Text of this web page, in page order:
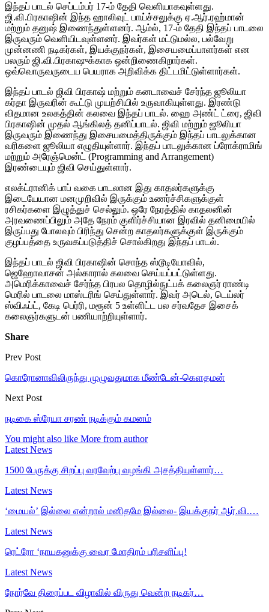
இந்தப் பாடல் செப்டம்பர் 17-ம் தேதி வெளியாகவுள்ளது.
ஜி.வி.பிரகாஷின் இந்த ஹாலிவுட் பாய்ச்சலுக்கு ஏ.ஆர்.ரஹ்மான்
மற்றும் தனுஷ் இணைந்துள்ளனர். ஆம்ல், 17-ம் தேதி இந்தப் பாடலை
இருவரும் வெளியிடவுள்ளனர். இவர்கள் மட்டுமல்ல, பல்வேறு
முன்னணி நடிகர்கள், இயக்குநர்கள், இசையமைப்பாளர்கள் என
பலரும் ஜி.வி.பிரகாஷுக்காக ஒன்றிணைகிறார்கள்.
ஒவ்வொருவருடைய பெயராக அறிவிக்க திட்டமிட்டுள்ளார்கள்.
இந்தப் பாடல் ஜிவி பிரகாஷ் மற்றும் கனடாவைச் சேர்ந்த ஜூலியா
கர்தா இருவரின் கூட்டு முயற்சியில் உருவாகியுள்ளது. இரண்டு
விதமான உலகத்தின் கலவை இந்தப் பாடல். ஹை அண்ட் ட்ரை, ஜிவி
பிரகாஷின் முதல் ஆங்கிலத் தனிப்பாடல். ஜிவி மற்றும் ஜூலியா
இருவரும் இணைந்து இசையமைத்திருக்கும் இந்தப் பாடலுக்கான
வரிகளை ஜூலியா எழுதியுள்ளார். இந்தப் பாடலுக்கான ப்ரோக்ராமிங்
மற்றும் அரேஞ்மென்ட் (Programming and Arrangement)
இரண்டையும் ஜிவி செய்துள்ளார்.
எலக்ட்ரானிக் பாப் வகை பாடலான இது காதலர்களுக்கு
இடையேயான மனமுறிவில் இருக்கும் உணர்ச்சிகளுக்குள்
ரசிகர்களை இழுத்துச் செல்லும். ஒரே நேரத்தில் காதலனின்
அரவணைப்பிலும் அதே நேரம் குளிர்ச்சியான இரவில் தனிமையில்
இருப்பது போலவும் பிரிந்து சென்ற காதலர்களுக்குள் இருக்கும்
குழப்பத்தை உருவகப்படுத்திச் சொல்கிறது இந்தப் பாடல்.
இந்தப் பாடல் ஜிவி பிரகாஷின் சொந்த ஸ்டூடியோவில்,
ஜெஹோவாசன் அல்காரால் கலவை செய்யப்பட்டுள்ளது.
அமெரிக்காவைச் சேர்ந்த பிரபல தொழில்நுட்பக் கலைஞர் ராண்டி
மெரில் பாடலை மாஸ்டரிங் செய்துள்ளார். இவர் அடெல், டெய்லர்
ஸ்விஃப்ட், கேடி பெர்ரி, மரூன் 5 உள்ளிட்ட பல சர்வதேச இசைக்
கலைஞர்களுடன் பணியாற்றியுள்ளார்.
Share
Prev Post
கொரோனாவிலிருந்து முழுவதுமாக மீண்டேன்-கெளதமன்
Next Post
நடிகை ஸ்ரேயா சரண் நடிக்கும் கமனம்
You might also like More from author
Latest News
1500 பேருக்கு சிறப்பு வரவேற்பு வழங்கி அசத்தியுள்ளார்…
Latest News
‘மையல்’ இல்லை என்றால் மனிதமே இல்லை- இயக்குநர் ஆர்.வி.…
Latest News
ரெட்ரோ ‘நாயகனுக்கு வைர மோதிரம் பரிசளிப்பு!
Latest News
நோர்வே திரைப்பட விழாவில் விருது வென்ற நடிகர்…